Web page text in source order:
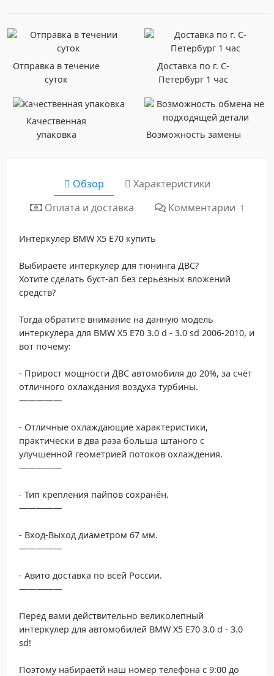
Отправка в течение
суток
Доставка по г. С-
Петербург 1 час
Качественная
упаковка
Возможность замены
Обзор
Характеристики
Оплата и доставка
Комментарии 1
Интеркулер BMW X5 E70 купить
Выбираете интеркулер для тюнинга ДВС?
Хотите сделать буст-ап без серьёзных вложений
средств?
Тогда обратите внимание на данную модель
интеркулера для BMW X5 E70 3.0 d - 3.0 sd 2006-2010, и
вот почему:
- Прирост мощности ДВС автомобиля до 20%, за счёт
отличного охлаждания воздуха турбины.
—————
- Отличные охлаждающие характеристики,
практически в два раза больша штаного с
улучшенной геометрией потоков охлаждения.
—————
- Тип крепления пайпов сохранён.
—————
- Вход-Выход диаметром 67 мм.
—————
- Авито доставка по всей России.
—————
Перед вами действительно великолепный
интеркулер для автомобилей BMW X5 E70 3.0 d - 3.0
sd!
Поэтому набираетй наш номер телефона с 9:00 до